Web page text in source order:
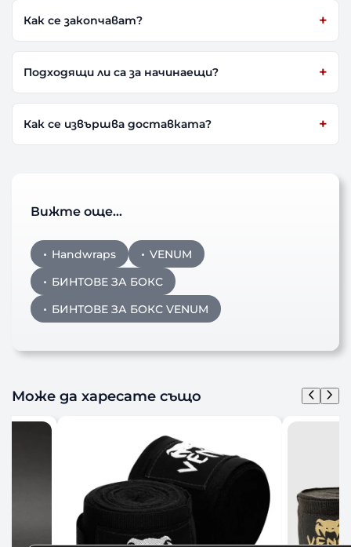
Как се закопчават?
Подходящи ли са за начинаещи?
Как се извършва доставката?
Вижте още…
Handwraps
VENUM
БИНТОВЕ ЗА БОКС
БИНТОВЕ ЗА БОКС VENUM
Може да харесате също